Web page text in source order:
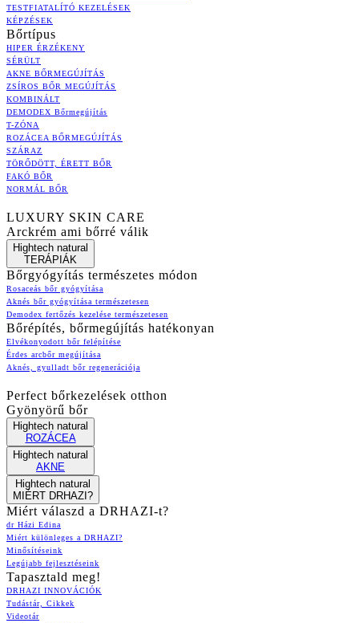
TESTFIATALÍTÓ KEZELÉSEK
KÉPZÉSEK
Bőrtípus
HIPER ÉRZÉKENY
SÉRÜLT
AKNE BŐRMEGÚJÍTÁS
ZSÍROS BŐR MEGÚJÍTÁS
KOMBINÁLT
DEMODEX Bőrmegújítás
T-ZÓNA
ROZÁCEA BŐRMEGÚJÍTÁS
SZÁRAZ
TÖRŐDÖTT, ÉRETT BŐR
FAKÓ BŐR
NORMÁL BŐR
LUXURY SKIN CARE
Arckrém ami bőrré válik
Hightech natural
TERÁPIÁK
Bőrgyógyítás természetes módon
Rosaceás bőr gyógyítása
Aknés bőr gyógyítása természetesen
Demodex fertőzés kezelése természetesen
Bőrépítés, bőrmegújítás hatékonyan
Elvékonyodott bőr felépítése
Érdes arcbőr megújítása
Aknés, gyulladt bőr regenerációja
Perfect bőrkezelések otthon
Gyönyörű bőr
Hightech natural
ROZÁCEA
Hightech natural
AKNE
Hightech natural
MIÉRT DRHAZI?
Miért válaszd a DRHAZI-t?
dr Házi Edina
Miért különleges a DRHAZI?
Minősítéseink
Legújabb fejlesztéseink
Tapasztald meg!
DRHAZI INNOVÁCIÓK
Tudástár, Cikkek
Videotár